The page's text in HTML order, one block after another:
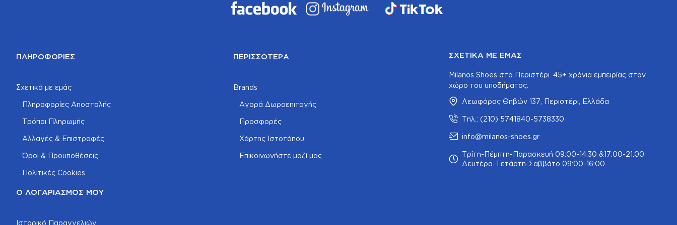
ΠΛΗΡΟΦΟΡΊΕΣ
Σχετικά με εμάς
Πληροφορίες Αποστολής
Τρόποι Πληρωμής
Αλλαγές & Επιστροφές
Όροι & Προυποθέσεις
Πολιτικές Cookies
ΠΕΡΙΣΣΌΤΕΡΑ
Brands
Αγορά Δωροεπιταγής
Προσφορές
Χάρτης Ιστοτόπου
Επικοινωνήστε μαζί μας
Ο ΛΟΓΑΡΙΑΣΜΌΣ ΜΟΥ
Ιστορικό Παραγγελιών
ΣΧΕΤΙΚΆ ΜΕ ΕΜΆΣ
Milanos Shoes στο Περιστέρι. 45+ χρόνια εμπειρίας στον
χώρο του υποδήματος.
Λεωφόρος Θηβών 137, Περιστέρι, Ελλάδα
Τηλ.: (210) 5741840-5738330
info@milanos-shoes.gr
Τρίτη-Πέμπτη-Παρασκευή 09:00-14:30 &17:00-21:00
Δευτέρα-Τετάρτη-Σαββάτο 09:00-16:00